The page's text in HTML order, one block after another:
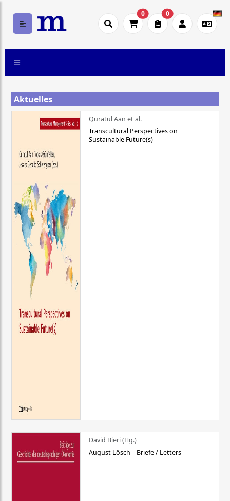
0 0
Aktuelles
Quratul Aan et al.
Transcultural Perspectives on
Sustainable Future(s)
David Bieri (Hg.)
August Lösch – Briefe / Letters